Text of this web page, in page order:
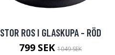
STOR ROS I GLASKUPA - RÖD
799 SEK 1049 SEK